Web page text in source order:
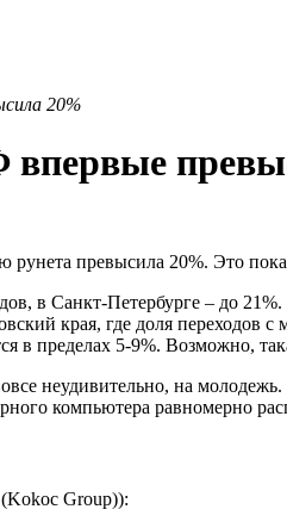
20%
рунета превысила 20%. Это
в Санкт-Петербурге – до
края, где доля переходов
в пределах 5-9%. Возможно,
неудивительно, на
компьютера равномерно
Group)):